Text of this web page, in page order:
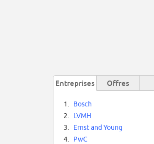
Entreprises Offres
1.
Bosch
2.
LVMH
3.
Ernst and Young
4.
PwC